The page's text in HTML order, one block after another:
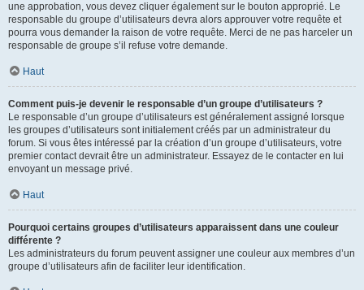
une approbation, vous devez cliquer également sur le bouton approprié. Le
responsable du groupe d’utilisateurs devra alors approuver votre requête et
pourra vous demander la raison de votre requête. Merci de ne pas harceler un
responsable de groupe s’il refuse votre demande.
Haut
Comment puis-je devenir le responsable d’un groupe d’utilisateurs ?
Le responsable d’un groupe d’utilisateurs est généralement assigné lorsque
les groupes d’utilisateurs sont initialement créés par un administrateur du
forum. Si vous êtes intéressé par la création d’un groupe d’utilisateurs, votre
premier contact devrait être un administrateur. Essayez de le contacter en lui
envoyant un message privé.
Haut
Pourquoi certains groupes d’utilisateurs apparaissent dans une couleur
différente ?
Les administrateurs du forum peuvent assigner une couleur aux membres d’un
groupe d’utilisateurs afin de faciliter leur identification.